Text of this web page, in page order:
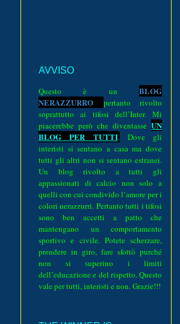
AVVISO
Questo è un BLOG
NERAZZURRO pertanto rivolto
soprattutto ai tifosi dell’Inter. Mi
piacerebbe però che diventasse UN
BLOG PER TUTTI.
Dove gli
interisti si sentano a casa ma dove
tutti gli altri non si sentano estranei.
Un blog rivolto a tutti gli
appassionati di calcio non solo a
quelli con cui condivido l’amore per i
colori nerazzurri. Pertanto tutti i tifosi
sono ben accetti a patto che
mantengano un comportamento
sportivo e civile. Potete scherzare,
prendere in giro, fare sfottò purché
non si superino i limiti
dell’educazione e del rispetto. Questo
vale per tutti, interisti e non. Grazie!!!